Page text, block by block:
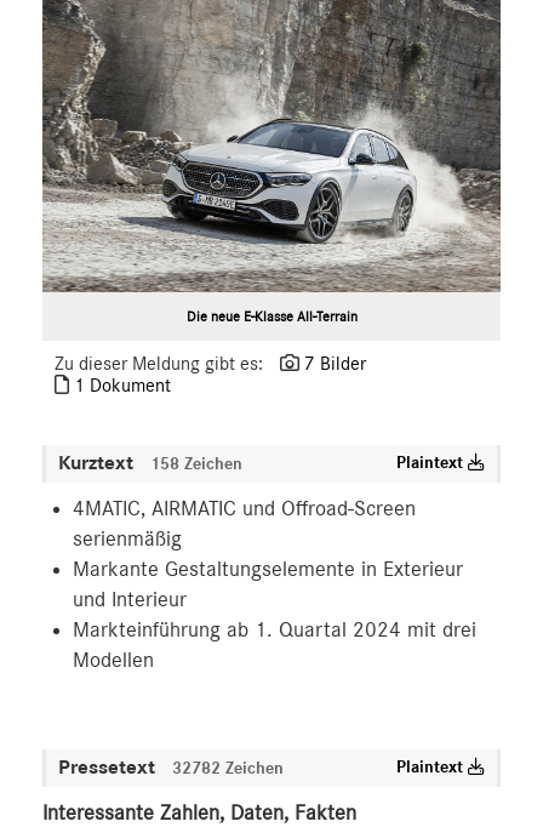
GLC
GT C
GT 4-Türer Coupé
CLA
EQ
Maybach
G-Klasse
Marken & Produkte
ANSPRECHPARTNER
Die neue E-Klasse All-Terrain
Zu dieser Meldung gibt es:
7 Bilder
1 Dokument
Kurztext 158 Zeichen Plaintext
4MATIC, AIRMATIC und Offroad-Screen
serienmäßig
Markante Gestaltungselemente in Exterieur
und Interieur
Markteinführung ab 1. Quartal 2024 mit drei
Modellen
Pressetext 32782 Zeichen Plaintext
Interessante Zahlen, Daten, Fakten